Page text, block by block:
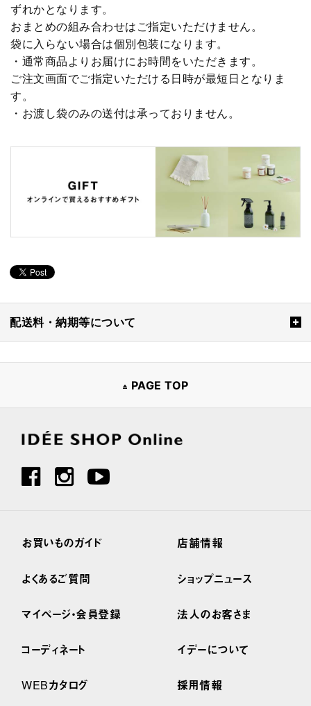
ずれかとなります。
おまとめの組み合わせはご指定いただけません。
袋に入らない場合は個別包装になります。
・通常商品よりお届けにお時間をいただきます。
ご注文画面でご指定いただける日時が最短日となりま
す。
・お渡し袋のみの送付は承っておりません。
配送料・納期等について
PAGE TOP
お買いものガイド
よくあるご質問
マイページ・会員登録
コーディネート
WEBカタログ
店舗情報
ショップニュース
法人のお客さま
イデーについて
採用情報